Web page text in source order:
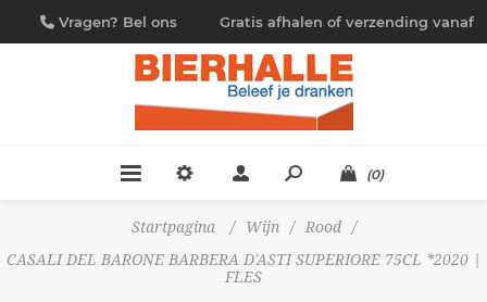
Vragen? Bel ons
09/230.88.44
Gratis afhalen of verzending vanaf
€ 4,95
(0)
Startpagina / Wijn / Rood
/
CASALI DEL BARONE BARBERA D'ASTI SUPERIORE 75CL *2020 |
FLES